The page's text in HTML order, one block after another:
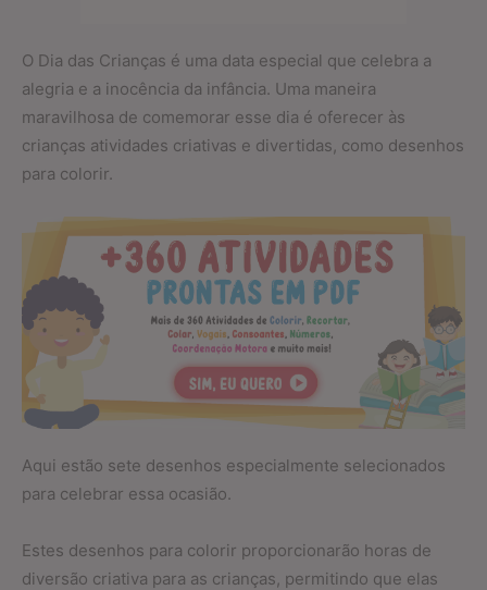
O Dia das Crianças é uma data especial que celebra a
alegria e a inocência da infância. Uma maneira
maravilhosa de comemorar esse dia é oferecer às
crianças atividades criativas e divertidas, como desenhos
para colorir.
Aqui estão sete desenhos especialmente selecionados
para celebrar essa ocasião.
Estes desenhos para colorir proporcionarão horas de
diversão criativa para as crianças, permitindo que elas